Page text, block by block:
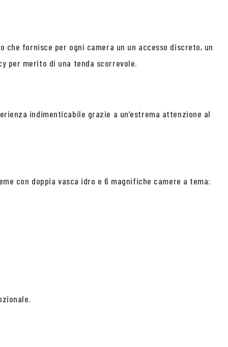
che fornisce per ogni camera un un accesso discreto, un
per merito di una tenda scorrevole.
indimenticabile grazie a un’estrema attenzione al
con doppia vasca idro e 6 magnifiche camere a tema: